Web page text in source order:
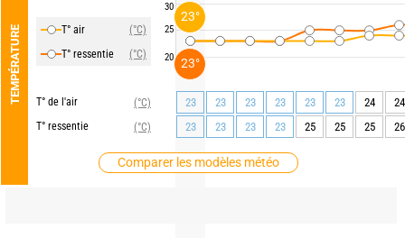
TEMPÉRATURE T° air
(°C)
T° ressentie
(°C)
T° de l'air
(°C)
T° ressentie
(°C)
Comparer les modèles météo
30
25
20
23 23 23 23 23 23 24
24
23
23 23 23 25 25 25 26
23°
23°